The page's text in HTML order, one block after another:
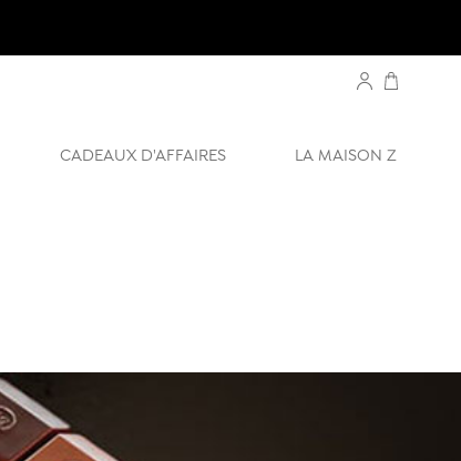
CADEAUX D'AFFAIRES LA MAISON Z